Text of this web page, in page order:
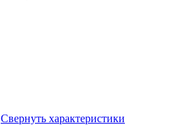
Свернуть характеристики